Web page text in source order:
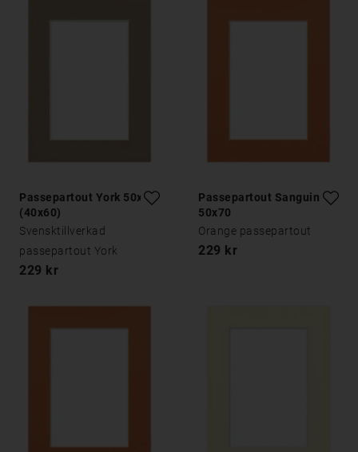
Passepartout York 50x70
(40x60)
Svensktillverkad
passepartout York
229 kr
Passepartout Sanguine
50x70
Orange passepartout
229 kr